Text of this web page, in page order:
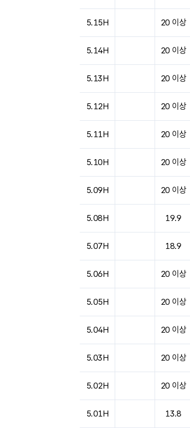
5.15H 20 이상
5.14H 20 이상
5.13H 20 이상
5.12H 20 이상
5.11H 20 이상
5.10H 20 이상
5.09H 20 이상
5.08H 19.9
5.07H 18.9
5.06H 20 이상
5.05H 20 이상
5.04H 20 이상
5.03H 20 이상
5.02H 20 이상
5.01H 13.8